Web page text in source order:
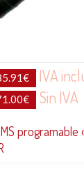
€
IVA
€ Sin IVA
programable